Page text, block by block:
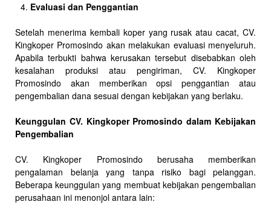
Evaluasi dan Penggantian
Setelah menerima kembali koper yang rusak atau cacat, CV.
Kingkoper Promosindo akan melakukan evaluasi menyeluruh.
Apabila terbukti bahwa kerusakan tersebut disebabkan oleh
kesalahan produksi atau pengiriman, CV. Kingkoper
Promosindo akan memberikan opsi penggantian atau
pengembalian dana sesuai dengan kebijakan yang berlaku.
Keunggulan CV. Kingkoper Promosindo dalam Kebijakan
Pengembalian
CV. Kingkoper Promosindo berusaha memberikan
pengalaman belanja yang tanpa risiko bagi pelanggan.
Beberapa keunggulan yang membuat kebijakan pengembalian
perusahaan ini menonjol antara lain: